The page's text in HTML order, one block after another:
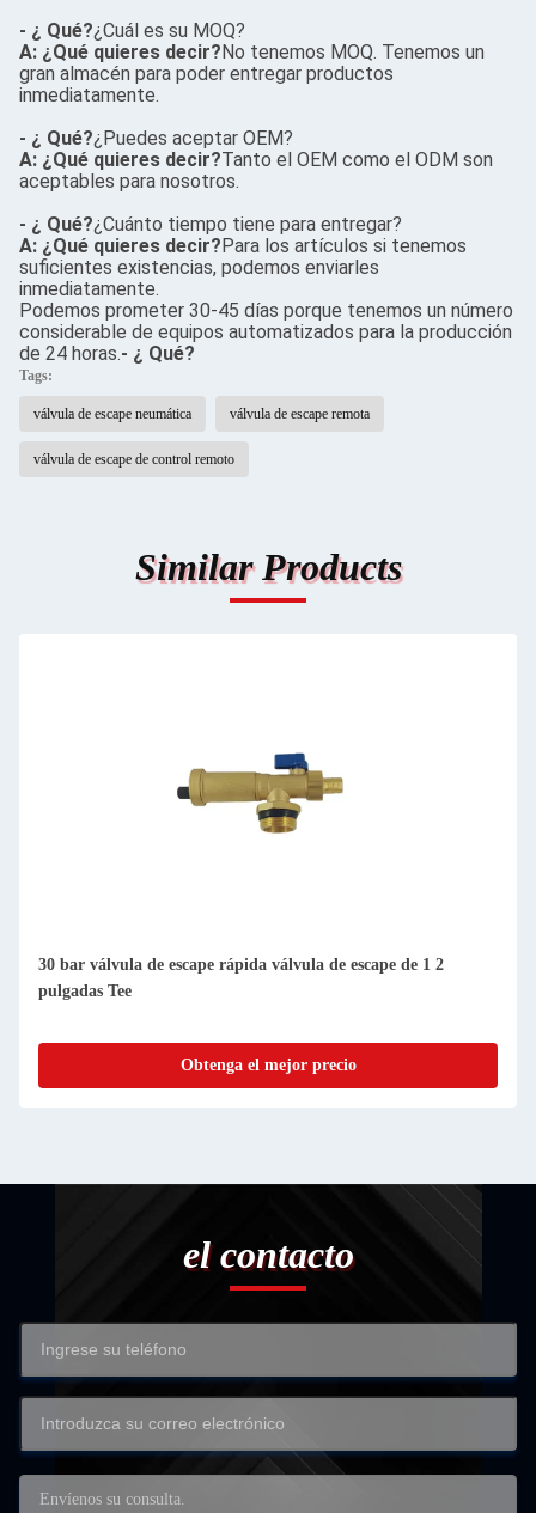
- ¿ Qué?¿Cuál es su MOQ?
A: ¿Qué quieres decir?No tenemos MOQ. Tenemos un
gran almacén para poder entregar productos
inmediatamente.
- ¿ Qué?¿Puedes aceptar OEM?
A: ¿Qué quieres decir?Tanto el OEM como el ODM son
aceptables para nosotros.
- ¿ Qué?¿Cuánto tiempo tiene para entregar?
A: ¿Qué quieres decir?Para los artículos si tenemos
suficientes existencias, podemos enviarles
inmediatamente.
Podemos prometer 30-45 días porque tenemos un número
considerable de equipos automatizados para la producción
de 24 horas.- ¿ Qué?
Tags:
válvula de escape neumática válvula de escape remota
válvula de escape de control remoto
Similar Products
30 bar válvula de escape rápida válvula de escape de 1 2
pulgadas Tee
Obtenga el mejor precio
el contacto